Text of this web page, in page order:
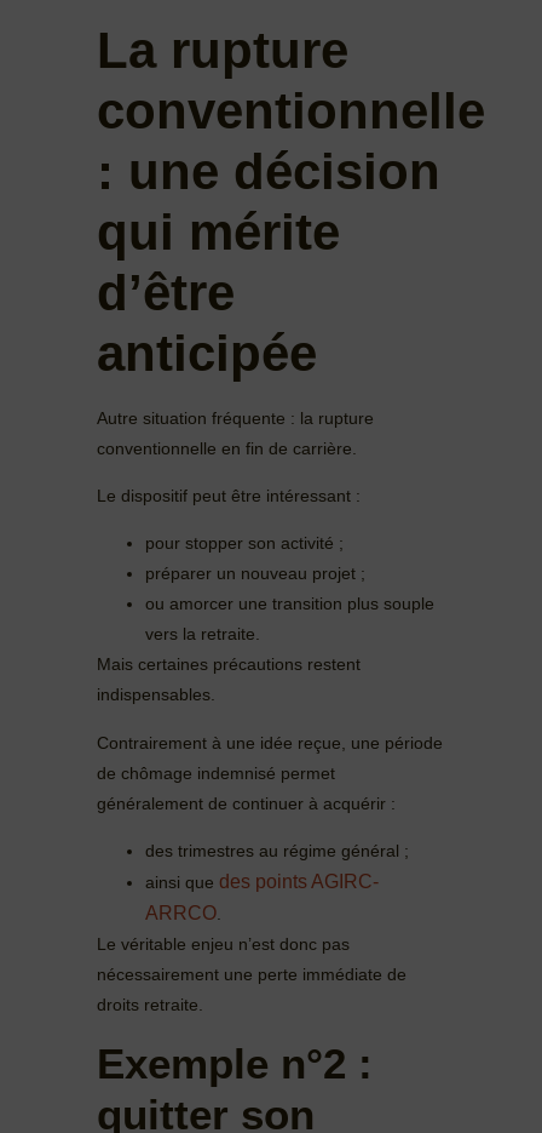
La rupture
conventionnelle
: une décision
qui mérite
d’être
anticipée
Autre situation fréquente : la rupture
conventionnelle en fin de carrière.
Le dispositif peut être intéressant :
pour stopper son activité ;
préparer un nouveau projet ;
ou amorcer une transition plus souple
vers la retraite.
Mais certaines précautions restent
indispensables.
Contrairement à une idée reçue, une période
de chômage indemnisé permet
généralement de continuer à acquérir :
des trimestres au régime général ;
ainsi que des points AGIRC-
ARRCO.
Le véritable enjeu n’est donc pas
nécessairement une perte immédiate de
droits retraite.
Exemple n°2 :
quitter son